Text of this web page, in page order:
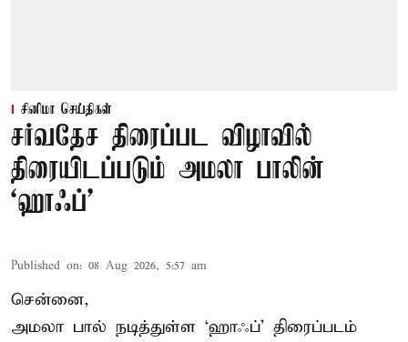
சினிமா செய்திகள்
சர்வதேச திரைப்பட விழாவில்
திரையிடப்படும் அமலா பாலின்
‘ஹாஃப்’
Published on: 08 Aug 2026, 5:57 am
சென்னை,
அமலா பால் நடித்துள்ள ‘ஹாஃப்’ திரைப்படம்